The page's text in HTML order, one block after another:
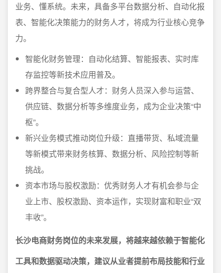
业务、懂系统。未来，具备多平台数据分析、自动化报
表、智能化决策能力的财务人才，将成为行业核心竞争
力。
智能化财务管理：自动化结算、智能报表、实时库
存监控等新技术应用普及。
跨界整合与复合型人才：财务人员深入参与运营、
供应链、数据分析等多维度业务，成为企业决策“中
枢”。
新兴业务模式推动岗位升级：直播带货、私域流量
等新模式带来财务核算、数据分析、风险控制等新
挑战。
资本市场与股权激励：优秀财务人才有机会参与企
业上市、股权激励、资本运作，实现财富和职业“双
丰收”。
长沙电商财务岗位的未来发展，将越来越依赖于智能化
工具和数据驱动决策，建议从业者提前布局技能和行业